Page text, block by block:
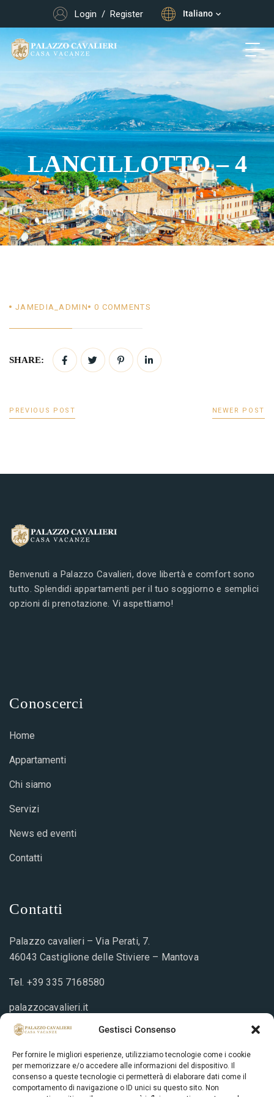
Gestisci Consenso
Per fornire le migliori esperienze, utilizziamo tecnologie come i cookie
per memorizzare e/o accedere alle informazioni del dispositivo. Il
consenso a queste tecnologie ci permetterà di elaborare dati come il
comportamento di navigazione o ID unici su questo sito. Non
Login / Register Italiano
LANCILLOTTO – 4
HOME ROOMS LANCILLOTTO – 4
JAMEDIA_ADMIN 0 COMMENTS
SHARE:
PREVIOUS POST NEWER POST
Benvenuti a Palazzo Cavalieri, dove libertà e comfort sono
tutto. Splendidi appartamenti per il tuo soggiorno e semplici
opzioni di prenotazione. Vi aspettiamo!
Conoscerci
Home
Appartamenti
Chi siamo
Servizi
News ed eventi
Contatti
Contatti
Palazzo cavalieri – Via Perati, 7.
46043 Castiglione delle Stiviere – Mantova
Tel. +39 335 7168580
palazzocavalieri.it
info@palazzocavalieri.it
Prenotazione